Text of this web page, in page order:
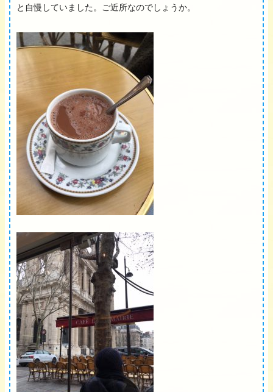
と自慢していました。ご近所なのでしょうか。